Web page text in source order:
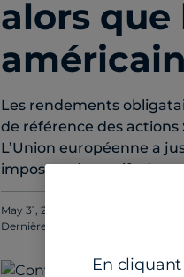
alors
Les rendements
de référence des
L’Union européenne a
imposera des tarifs
May 31, 2024
Dernière mise à jour le
June 3,
En cliquant